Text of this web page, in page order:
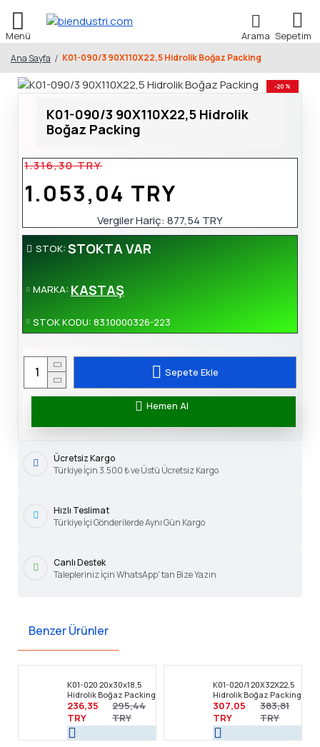
Ana Sayfa K01-090/3 90X110X22,5 Hidrolik Boğaz Packing
-20 %
K01-090/3 90X110X22,5 Hidrolik
Boğaz Packing
STOK: STOKTA VAR
MARKA: KASTAŞ
STOK KODU: 83.10000326-223
1.053,04 TRY
1.316,30 TRY
Vergiler Hariç:877,54 TRY
Sepete Ekle
Hemen Al
Ücretsiz Kargo
Türkiye İçin 3.500 ₺ ve Üstü Ücretsiz Kargo
Hızlı Teslimat
Türkiye İçi Gönderilerde Aynı Gün Kargo
Canlı Destek
Talepleriniz İçin WhatsApp' tan Bize Yazın
Benzer Ürünler
K01-020 20x30x18,5
Hidrolik Boğaz Packing
236,35
TRY
295,44
TRY
K01-020/1 20X32X22,5
Hidrolik Boğaz Packing
307,05
TRY
383,81
TRY